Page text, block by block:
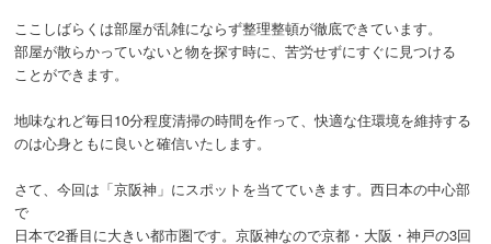
ここしばらくは部屋が乱雑にならず整理整頓が徹底できています。
部屋が散らかっていないと物を探す時に、苦労せずにすぐに見つける
ことができます。
地味なれど毎日10分程度清掃の時間を作って、快適な住環境を維持する
のは心身ともに良いと確信いたします。
さて、今回は「京阪神」にスポットを当てていきます。西日本の中心部
で
日本で2番目に大きい都市圏です。京阪神なので京都・大阪・神戸の3回